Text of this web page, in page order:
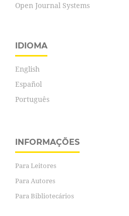
Open Journal Systems
IDIOMA
English
Español
Português
INFORMAÇÕES
Para Leitores
Para Autores
Para Bibliotecários